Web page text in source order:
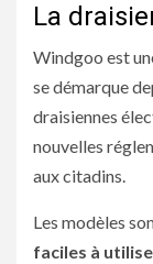
La
Windgoo est
se démarque
draisiennes
nouvelles
aux citadins.
Les modèles
faciles à